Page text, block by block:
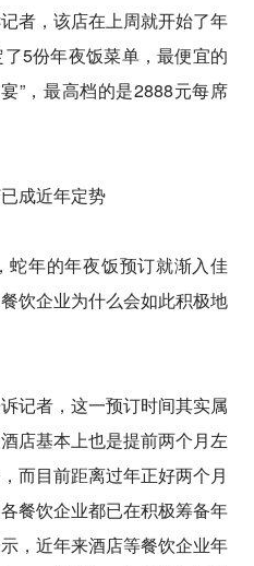
者，该店在上周就开始了年
5份年夜饭菜单，最便宜的
”，最高档的是2888元每席
成近年定势
年的年夜饭预订就渐入佳
饮企业为什么会如此积极地
者，这一预订时间其实属
店基本上也是提前两个月左
而目前距离过年正好两个月
餐饮企业都已在积极筹备年
，近年来酒店等餐饮企业年